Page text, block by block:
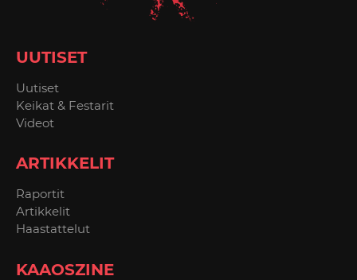
UUTISET
Uutiset
Keikat & Festarit
Videot
ARTIKKELIT
Raportit
Artikkelit
Haastattelut
KAAOSZINE